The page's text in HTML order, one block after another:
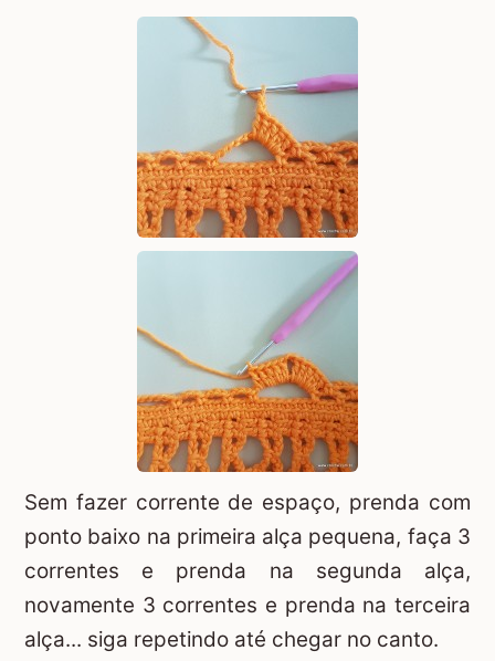
Sem fazer corrente de espaço, prenda com
ponto baixo na primeira alça pequena, faça 3
correntes e prenda na segunda alça,
novamente 3 correntes e prenda na terceira
alça... siga repetindo até chegar no canto.